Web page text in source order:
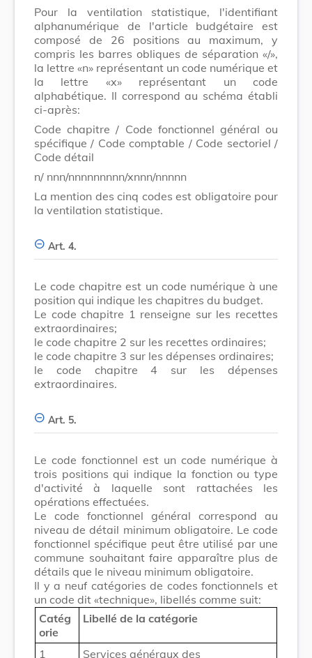
Pour la ventilation statistique, l'identifiant
alphanumérique de l'article budgétaire est
composé de 26 positions au maximum, y
compris les barres obliques de séparation «/»,
la lettre «n» représentant un code numérique et
la lettre «x» représentant un code
alphabétique. Il correspond au schéma établi
ci-après:
Code chapitre / Code fonctionnel général ou
spécifique / Code comptable / Code sectoriel /
Code détail
n/ nnn/nnnnnnnnn/xnnn/nnnnn
La mention des cinq codes est obligatoire pour
la ventilation statistique.
Art. 4.
Le code chapitre est un code numérique à une
position qui indique les chapitres du budget.
Le code chapitre 1 renseigne sur les recettes
extraordinaires;
le code chapitre 2 sur les recettes ordinaires;
le code chapitre 3 sur les dépenses ordinaires;
le code chapitre 4 sur les dépenses
extraordinaires.
Art. 5.
Le code fonctionnel est un code numérique à
trois positions qui indique la fonction ou type
d'activité à laquelle sont rattachées les
opérations effectuées.
Le code fonctionnel général correspond au
niveau de détail minimum obligatoire. Le code
fonctionnel spécifique peut être utilisé par une
commune souhaitant faire apparaître plus de
détails que le niveau minimum obligatoire.
Il y a neuf catégories de codes fonctionnels et
un code dit «technique», libellés comme suit:
Catég
orie
Libellé de la catégorie
1 Services généraux des